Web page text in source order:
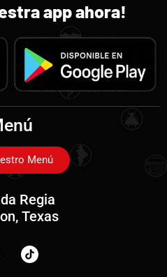
app ahora!
Menú
Regia
Texas